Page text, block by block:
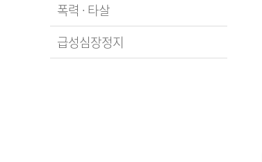
폭력 · 타살
급성심장정지